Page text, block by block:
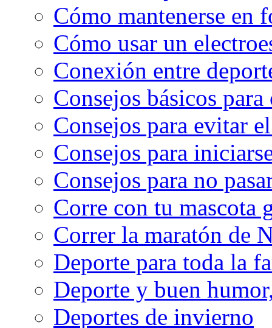
Cómo mantenerse en
Cómo usar un
Conexión entre
Consejos básicos
Consejos para evitar
Consejos para
Consejos para no
Corre con tu mascota
Correr la maratón de
Deporte para toda la
Deporte y buen
Deportes de invierno